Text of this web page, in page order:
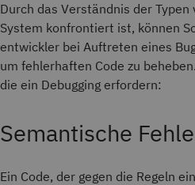
Durch das Verständnis der Typen
System konfrontiert ist, können
entwickler bei Auftreten eines
um fehlerhaften Code zu
die ein Debugging erfordern:
Semantische
Ein Code, der gegen die Regeln